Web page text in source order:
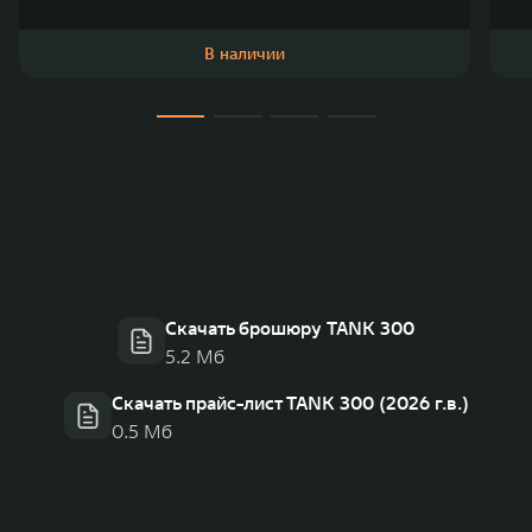
В наличии
Скачать брошюру TANK 300
5.2 Мб
Скачать прайс-лист TANK 300 (2026 г.в.)
0.5 Мб